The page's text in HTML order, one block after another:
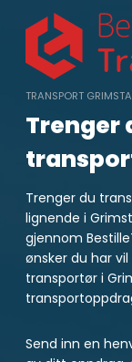
content
TRANSPORT
Trenger
Trenger du
lignende i
gjennom
ønsker du har
transportør i
Send inn en